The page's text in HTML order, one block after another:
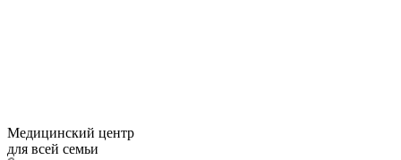
Медицинский центр
для всей семьи